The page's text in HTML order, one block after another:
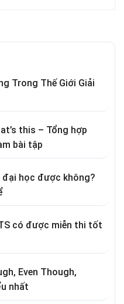
Trong Thế Giới Giải
this – Tổng hợp
bài tập
học được không?
có được miễn thi tốt
Even Though,
nhất